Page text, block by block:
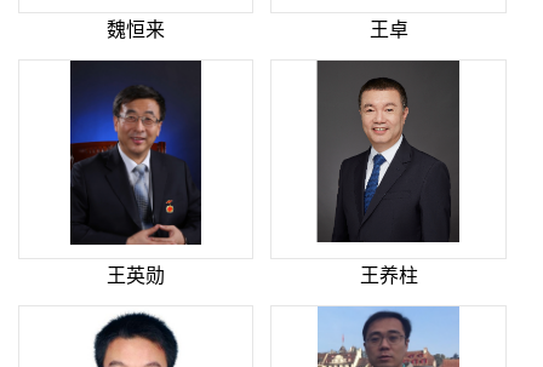
魏恒来 王卓
王英勋 王养柱